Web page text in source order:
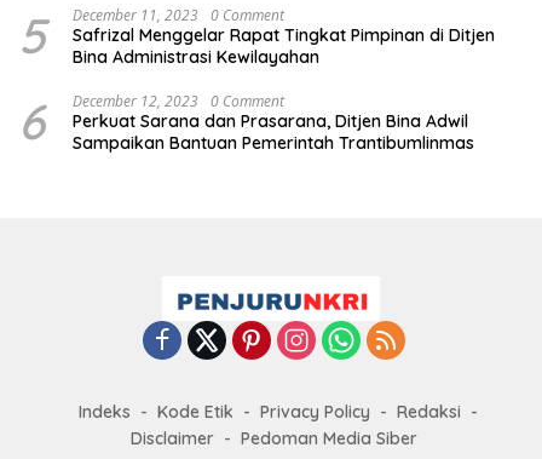
5 December 11, 2023 0 Comment
Safrizal Menggelar Rapat Tingkat Pimpinan di Ditjen
Bina Administrasi Kewilayahan
6 December 12, 2023 0 Comment
Perkuat Sarana dan Prasarana, Ditjen Bina Adwil
Sampaikan Bantuan Pemerintah Trantibumlinmas
Indeks Kode Etik Privacy Policy
Redaksi
Disclaimer
Pedoman Media Siber